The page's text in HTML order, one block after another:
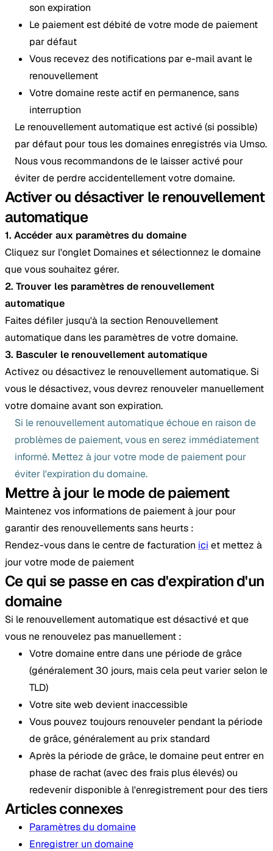
son expiration
Le paiement est débité de votre mode de paiement
par défaut
Vous recevez des notifications par e-mail avant le
renouvellement
Votre domaine reste actif en permanence, sans
interruption
Le renouvellement automatique est activé (si possible)
par défaut pour tous les domaines enregistrés via Umso.
Nous vous recommandons de le laisser activé pour
éviter de perdre accidentellement votre domaine.
Activer ou désactiver le renouvellement
automatique
1. Accéder aux paramètres du domaine
Cliquez sur l'onglet Domaines et sélectionnez le domaine
que vous souhaitez gérer.
2. Trouver les paramètres de renouvellement
automatique
Faites défiler jusqu'à la section Renouvellement
automatique dans les paramètres de votre domaine.
3. Basculer le renouvellement automatique
Activez ou désactivez le renouvellement automatique. Si
vous le désactivez, vous devrez renouveler manuellement
votre domaine avant son expiration.
Si le renouvellement automatique échoue en raison de
problèmes de paiement, vous en serez immédiatement
informé. Mettez à jour votre mode de paiement pour
éviter l'expiration du domaine.
Mettre à jour le mode de paiement
Maintenez vos informations de paiement à jour pour
garantir des renouvellements sans heurts :
Rendez-vous dans le centre de facturation ici et mettez à
jour votre mode de paiement
Ce qui se passe en cas d'expiration d'un
domaine
Si le renouvellement automatique est désactivé et que
vous ne renouvelez pas manuellement :
Votre domaine entre dans une période de grâce
(généralement 30 jours, mais cela peut varier selon le
TLD)
Votre site web devient inaccessible
Vous pouvez toujours renouveler pendant la période
de grâce, généralement au prix standard
Après la période de grâce, le domaine peut entrer en
phase de rachat (avec des frais plus élevés) ou
redevenir disponible à l'enregistrement pour des tiers
Articles connexes
Paramètres du domaine
Enregistrer un domaine